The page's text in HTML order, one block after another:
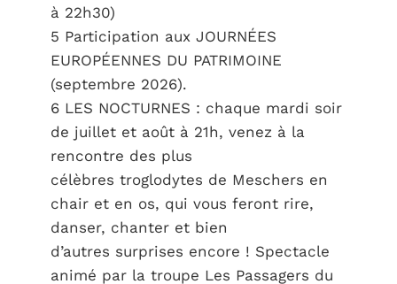
à 22h30)
5 Participation aux JOURNÉES
EUROPÉENNES DU PATRIMOINE
(septembre 2026).
6 LES NOCTURNES : chaque mardi soir
de juillet et août à 21h, venez à la
rencontre des plus
célèbres troglodytes de Meschers en
chair et en os, qui vous feront rire,
danser, chanter et bien
d’autres surprises encore ! Spectacle
animé par la troupe Les Passagers du